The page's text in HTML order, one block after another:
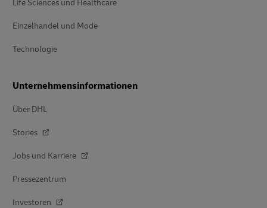
Life Sciences und Healthcare
Einzelhandel und Mode
Technologie
Unternehmensinformationen
Über DHL
Stories
Jobs und Karriere
Pressezentrum
Investoren